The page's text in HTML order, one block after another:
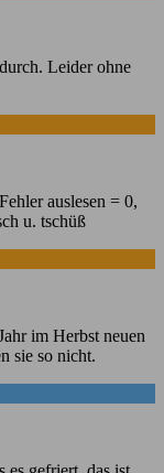
Leider ohne
auslesen = 0,
u. tschüß
im Herbst neuen
sie so nicht.